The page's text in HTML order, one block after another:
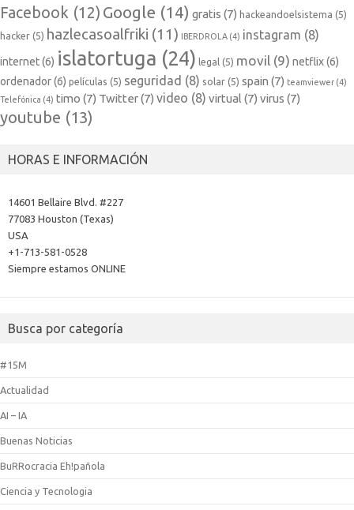
Facebook (12) Google (14) gratis (7) hackeandoelsistema (5)
hacker (5) hazlecasoalfriki (11) IBERDROLA (4) instagram (8)
internet(6) islatortuga (24) legal (5) movil (9) netflix(6)
ordenador(6) películas (5) seguridad (8) solar (5) spain (7) teamviewer (4)
Telefónica (4) timo (7) Twitter(7) video (8) virtual (7) virus (7)
youtube (13)
HORAS E INFORMACIÓN
14601 Bellaire Blvd. #227
77083 Houston (Texas)
USA
+1-713-581-0528
Siempre estamos ONLINE
Busca por categoría
#15M
Actualidad
AI – IA
Buenas Noticias
BuRRocracia Eh!pañola
Ciencia y Tecnologia